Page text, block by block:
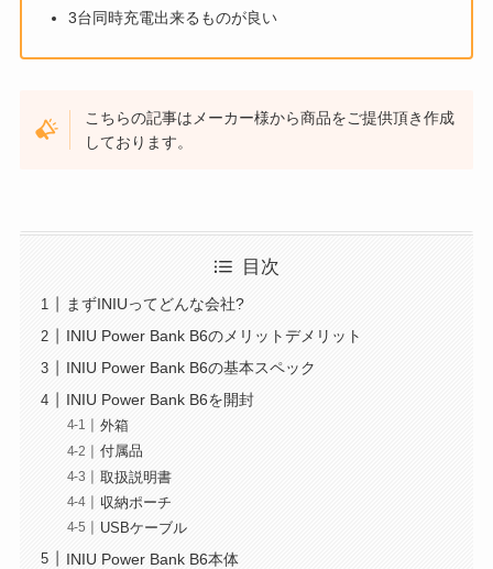
3台同時充電出来るものが良い
こちらの記事はメーカー様から商品をご提供頂き作成
しております。
目次
まずINIUってどんな会社?
INIU Power Bank B6のメリットデメリット
INIU Power Bank B6の基本スペック
INIU Power Bank B6を開封
外箱
付属品
取扱説明書
収納ポーチ
USBケーブル
INIU Power Bank B6本体